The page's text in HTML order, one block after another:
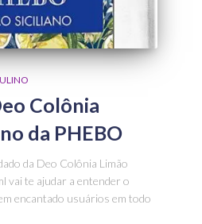
Colônia
da PHEBO
da Deo Colônia Limão
vai te ajudar a entender o
encantado usuários em todo